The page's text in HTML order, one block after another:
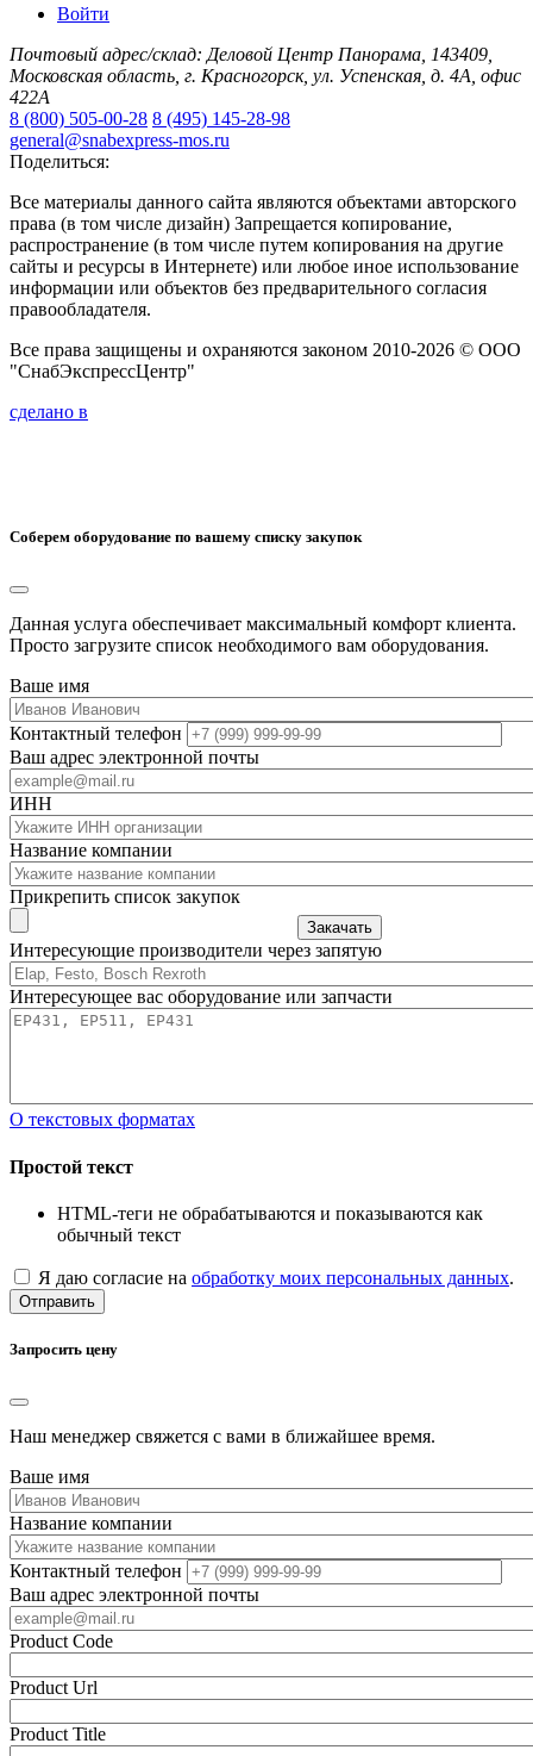
Войти
Почтовый адрес/склад: Деловой Центр Панорама, 143409,
Московская область, г. Красногорск, ул. Успенская, д. 4А, офис
422А
8 (800) 505-00-28 8 (495) 145-28-98
general@snabexpress-mos.ru
Поделиться:
Все материалы данного сайта являются объектами авторского
права (в том числе дизайн) Запрещается копирование,
распространение (в том числе путем копирования на другие
сайты и ресурсы в Интернете) или любое иное использование
информации или объектов без предварительного согласия
правообладателя.
Все права защищены и охраняются законом 2010-2026 © ООО
"СнабЭкспрессЦентр"
сделано в
Соберем оборудование по вашему списку закупок
Данная услуга обеспечивает максимальный комфорт клиента.
Просто загрузите список необходимого вам оборудования.
Ваше имя
Контактный телефон
Ваш адрес электронной почты
ИНН
Название компании
Прикрепить список закупок
Закачать
Интересующие производители через запятую
Интересующее вас оборудование или запчасти
О текстовых форматах
Простой текст
HTML-теги не обрабатываются и показываются как
обычный текст
Я даю согласие на обработку моих персональных данных.
Отправить
Запросить цену
Наш менеджер свяжется с вами в ближайшее время.
Ваше имя
Название компании
Контактный телефон
Ваш адрес электронной почты
Product Code
Product Url
Product Title